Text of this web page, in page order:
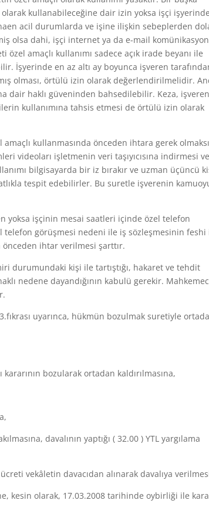
kullanabileceğine dair izin yoksa işçi işyerinde
acil durumlarda ve işine ilişkin sebeplerden
olsa dahi, işçi internet ya da e-mail komünikasyon
amaçlı kullanımı sadece açık irade beyanı ile
İşyerinde en az altı ay boyunca işveren
olması, örtülü izin olarak değerlendirilmelidir.
dair haklı güveninden bahsedilebilir. Keza,
kullanımına tahsis etmesi de örtülü izin olarak
kullanmasında önceden ihtara gerek
videoları işletmenin veri taşıyıcısına indirmesi ve
bilgisayarda bir iz bırakır ve uzman üçüncü
tespit edebilirler. Bu suretle işverenin
işçinin mesai saatleri içinde özel telefon
görüşmesi nedeni ile iş sözleşmesinin feshi
önceden ihtar verilmesi şarttır.
durumundaki kişi ile tartıştığı, hakaret ve tehdit
nedene dayandığının kabulü gerekir.
uyarınca, hükmün bozulmak suretiyle
bozularak ortadan kaldırılmasına,
davalının yaptığı ( 32.00 ) YTL yargılama
vekâletin davacıdan alınarak davalıya
kesin olarak, 17.03.2008 tarihinde oybirliği ile